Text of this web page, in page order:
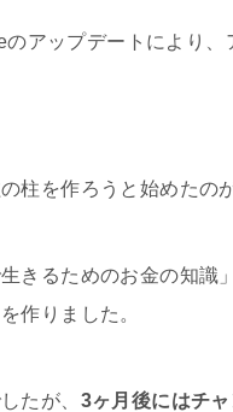
アップデートにより、
柱を作ろうと始めたの
生きるためのお金の知
作りました。
たが、 3ヶ月後にはチ